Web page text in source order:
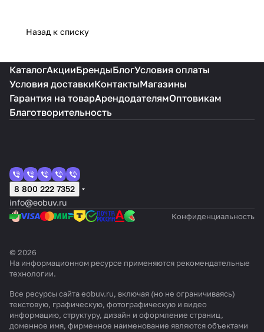
Назад к списку
КаталогАкцииБрендыБлогУсловия оплаты
Условия доставкиКонтактыМагазины
Гарантия на товарАрендодателямОптовикам
Благотворительность
8 800 222 7352
info@eobuv.ru
Конфиденциальность
© 2026
На информационном ресурсе применяются рекомендательные
технологии.
Все ресурсы сайта eobuv.ru, включая (но не ограничиваясь)
текстовую, графическую, фотографическую и видео
информацию, структуру, дизайн и оформление страниц,
доменное имя, фирменное наименование являются объектами